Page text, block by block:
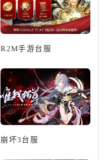
R2M手游台服
崩坏3台服